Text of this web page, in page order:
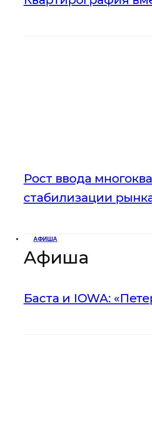
Рост ввода
стабилизации
АФИША
Афиша
Баста и IOWA: